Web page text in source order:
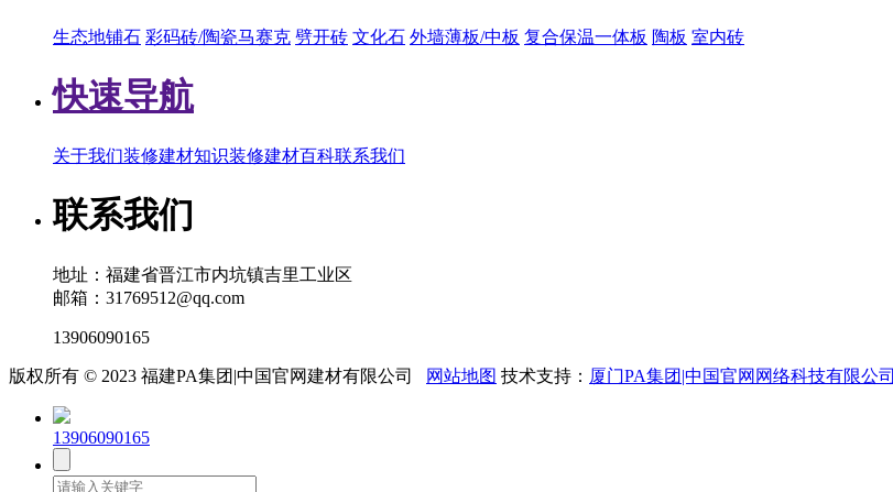
生态地铺石 彩码砖/陶瓷马赛克 劈开砖 文化石 外墙薄板/中板 复合保温一体板 陶板 室内砖
快速导航
关于我们装修建材知识装修建材百科联系我们
联系我们
地址：福建省晋江市内坑镇吉里工业区
邮箱：31769512@qq.com
13906090165
版权所有 © 2023 福建PA集团|中国官网建材有限公司 网站地图 技术支持： 厦门PA集团|中国官网网络科技有限公司
13906090165